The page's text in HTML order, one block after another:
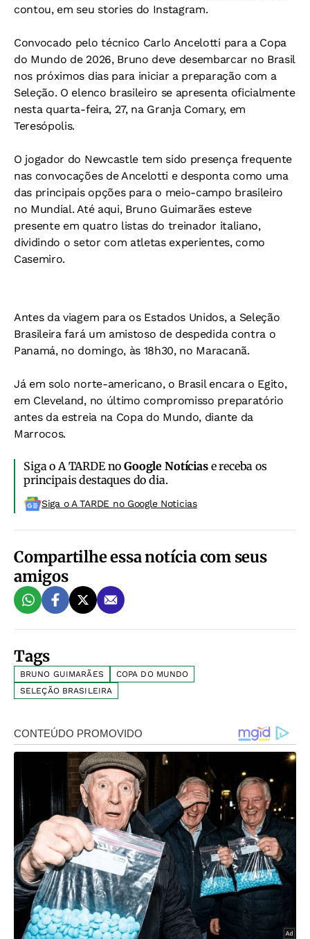
contou, em seu stories do Instagram.
Convocado pelo técnico Carlo Ancelotti para a Copa
do Mundo de 2026, Bruno deve desembarcar no Brasil
nos próximos dias para iniciar a preparação com a
Seleção. O elenco brasileiro se apresenta oficialmente
nesta quarta-feira, 27, na Granja Comary, em
Teresópolis.
O jogador do Newcastle tem sido presença frequente
nas convocações de Ancelotti e desponta como uma
das principais opções para o meio-campo brasileiro
no Mundial. Até aqui, Bruno Guimarães esteve
presente em quatro listas do treinador italiano,
dividindo o setor com atletas experientes, como
Casemiro.
Antes da viagem para os Estados Unidos, a Seleção
Brasileira fará um amistoso de despedida contra o
Panamá, no domingo, às 18h30, no Maracanã.
Já em solo norte-americano, o Brasil encara o Egito,
em Cleveland, no último compromisso preparatório
antes da estreia na Copa do Mundo, diante da
Marrocos.
Siga o A TARDE noGoogle Notíciase receba os
principais destaques do dia.
Siga o A TARDE no Google Noticias
Compartilhe essa notícia com seus
amigos
Tags
BRUNO GUIMARÃES
COPA DO MUNDO
SELEÇÃO BRASILEIRA